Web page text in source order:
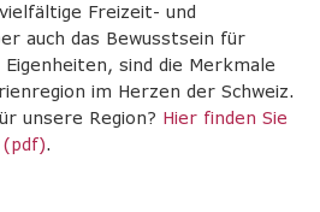
Freizeit- und
auch das Bewusstsein für
sind die Merkmale
im Herzen der Schweiz.
unsere Region? Hier finden Sie
.